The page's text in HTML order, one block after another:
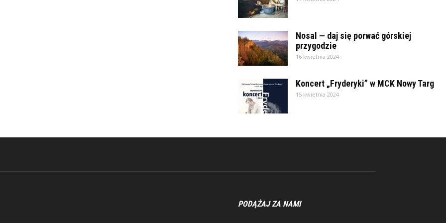
Nosal — daj się porwać górskiej
przygodzie
16 kwietnia 2024
Koncert „Fryderyki” w MCK Nowy Targ
15 kwietnia 2024
PODĄŻAJ ZA NAMI